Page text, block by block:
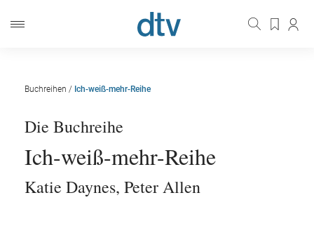
Buchreihen / Ich-weiß-mehr-Reihe
Die Buchreihe
Ich-weiß-mehr-Reihe
Katie Daynes, Peter Allen